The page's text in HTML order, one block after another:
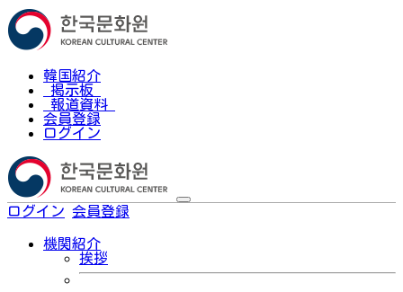
韓国紹介
掲示板
報道資料
会員登録
ログイン
ログイン 会員登録
機関紹介
挨拶